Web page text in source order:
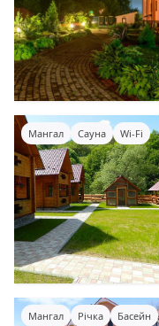
Мангал Сауна Wi-Fi
Мангал Річка
Басейн